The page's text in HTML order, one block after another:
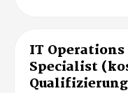
IT
Specialist